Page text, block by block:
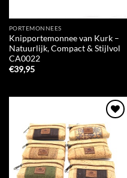
PORTEMONNEES
Knipportemonnee van Kurk –
Natuurlijk, Compact & Stijlvol
CA0022
€39,95
Add to
Wishlist